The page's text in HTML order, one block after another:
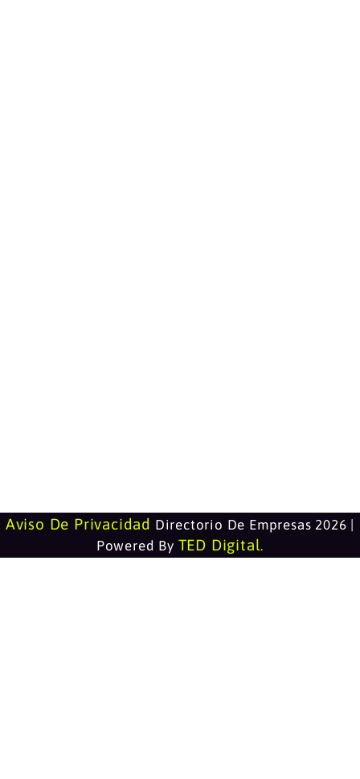
Aviso De Privacidad Directorio De Empresas 2026 |
Powered By TED Digital.